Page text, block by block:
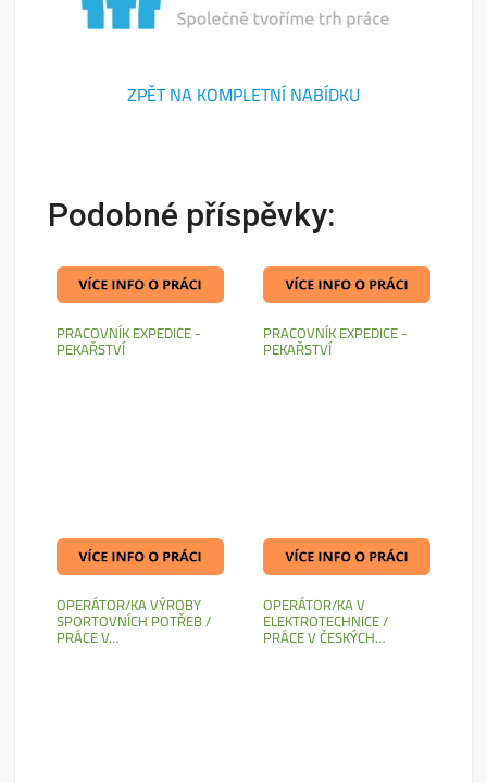
ZPĚT NA KOMPLETNÍ NABÍDKU
Podobné příspěvky:
PRACOVNÍK EXPEDICE -
PEKAŘSTVÍ
PRACOVNÍK EXPEDICE -
PEKAŘSTVÍ
OPERÁTOR/KA VÝROBY
SPORTOVNÍCH POTŘEB /
PRÁCE V…
OPERÁTOR/KA V
ELEKTROTECHNICE /
PRÁCE V ČESKÝCH…